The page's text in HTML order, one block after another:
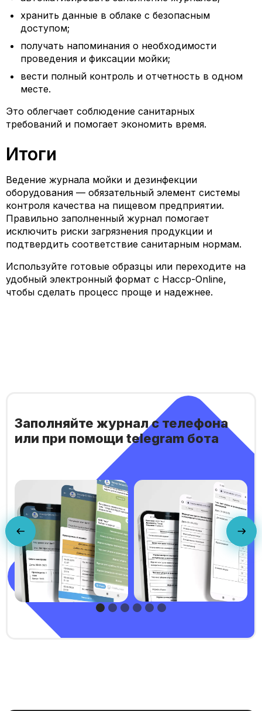
хранить данные в облаке с безопасным
доступом;
получать напоминания о необходимости
проведения и фиксации мойки;
вести полный контроль и отчетность в одном
месте.
Это облегчает соблюдение санитарных
требований и помогает экономить время.
Итоги
Ведение журнала мойки и дезинфекции
оборудования — обязательный элемент системы
контроля качества на пищевом предприятии.
Правильно заполненный журнал помогает
исключить риски загрязнения продукции и
подтвердить соответствие санитарным нормам.
Используйте готовые образцы или переходите на
удобный электронный формат с Haccp-Online,
чтобы сделать процесс проще и надежнее.
Заполняйте журнал с телефона
или при помощи telegram бота